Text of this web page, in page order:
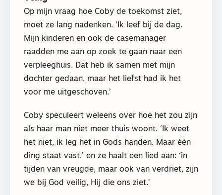
Op mijn vraag hoe Coby de toekomst ziet,
moet ze lang nadenken. ‘Ik leef bij de dag.
Mijn kinderen en ook de casemanager
raadden me aan op zoek te gaan naar een
verpleeghuis. Dat heb ik samen met mijn
dochter gedaan, maar het liefst had ik het
voor me uitgeschoven.’
Coby speculeert weleens over hoe het zou zijn
als haar man niet meer thuis woont. ‘Ik weet
het niet, ik leg het in Gods handen. Maar één
ding staat vast,’ en ze haalt een lied aan: ‘in
tijden van vreugde, maar ook van verdriet, zijn
we bij God veilig, Hij die ons ziet.’